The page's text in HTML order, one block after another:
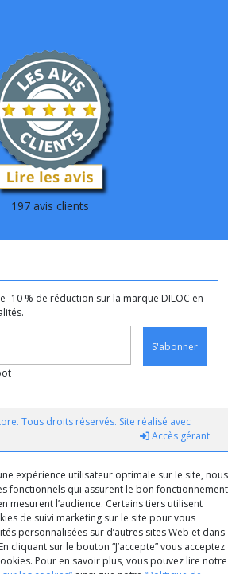
197 avis clients
-10 % de réduction sur la marque DILOC en
S'abonner
Tous droits réservés. Site réalisé avec
Accès gérant
expérience utilisateur optimale sur le site, nous
fonctionnels qui assurent le bon fonctionnement
mesurent l’audience. Certains tiers utilisent
de suivi marketing sur le site pour vous
personnalisées sur d’autres sites Web et dans
cliquant sur le bouton “J’accepte” vous acceptez
Pour en savoir plus, vous pouvez lire notre